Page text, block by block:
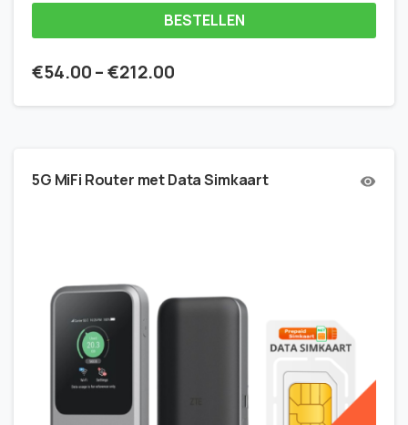
BESTELLEN
€54.00–€212.00
5G MiFi Router met Data Simkaart